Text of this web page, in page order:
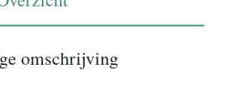
omschrijving